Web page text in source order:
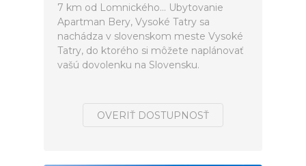
7 km od Lomnického... Ubytovanie
Apartman Bery, Vysoké Tatry sa
nachádza v slovenskom meste Vysoké
Tatry, do ktorého si môžete naplánovať
vašú dovolenku na Slovensku.
OVERIŤ DOSTUPNOSŤ